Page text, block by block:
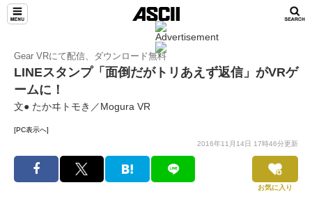
Gear VRにて配信、ダウンロード無料
LINEスタンプ「面倒だがトリあえず返信」がVRゲ
ームに！
文● たかヰトモき／Mogura VR
[PC表示へ]
2016年11月14日 17時46分更新
お気に入り